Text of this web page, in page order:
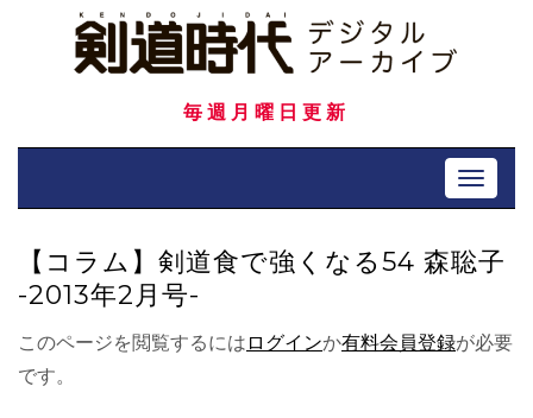
毎週月曜日更新
Toggle
【コラム】剣道食で強くなる54 森聡子
-2013年2月号-
このページを閲覧するには ログインか有料会員登録が必要
です。